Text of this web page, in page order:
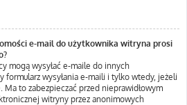
e-mail do użytkownika witryna prosi
mogą wysyłać e-maile do innych
formularz wysyłania e-maili i tylko wtedy, jeżeli
Ma to zabezpieczać przed nieprawidłowym
witryny przez anonimowych